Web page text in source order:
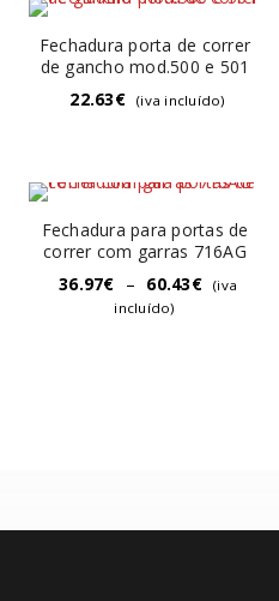
Fechadura porta de correr
de gancho mod.500 e 501
22.63€ (iva incluído)
Fechadura para portas de
correr com garras 716AG
36.97€ – 60.43€
(iva
incluído)